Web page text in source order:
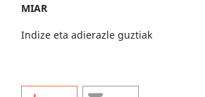
MIAR
Indize eta adierazle guztiak